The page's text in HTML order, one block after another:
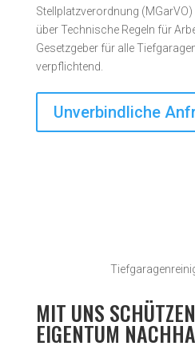
Stellplatzverordnung
über Technische Regeln für
Gesetzgeber für alle
verpflichtend.
Unverbindliche
MIT UNS
EIGENTUM